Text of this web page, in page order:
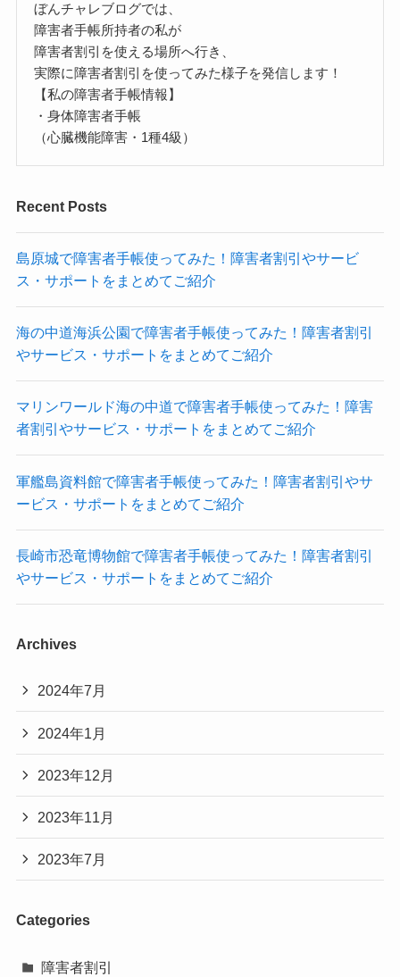
ぼんチャレブログでは、
障害者手帳所持者の私が
障害者割引を使える場所へ行き、
実際に障害者割引を使ってみた様子を発信します！
【私の障害者手帳情報】
・身体障害者手帳
（心臓機能障害・1種4級）
Recent Posts
島原城で障害者手帳使ってみた！障害者割引やサービ
ス・サポートをまとめてご紹介
海の中道海浜公園で障害者手帳使ってみた！障害者割引
やサービス・サポートをまとめてご紹介
マリンワールド海の中道で障害者手帳使ってみた！障害
者割引やサービス・サポートをまとめてご紹介
軍艦島資料館で障害者手帳使ってみた！障害者割引やサ
ービス・サポートをまとめてご紹介
長崎市恐竜博物館で障害者手帳使ってみた！障害者割引
やサービス・サポートをまとめてご紹介
Archives
2024年7月
2024年1月
2023年12月
2023年11月
2023年7月
Categories
障害者割引